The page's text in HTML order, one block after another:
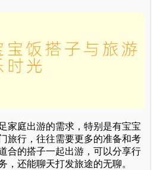
家庭出游的需求，特别是有宝宝
旅行，往往需要更多的准备和考
合的搭子一起出游，可以分享行
，还能聊天打发旅途的无聊。